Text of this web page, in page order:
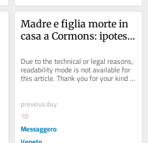
Madre e figlia morte in
casa a Cormons: ipotesi
Due to the technical or legal reasons,
readability mode is not available for
this article. Thank you for your kind
previous day
10
Messaggero